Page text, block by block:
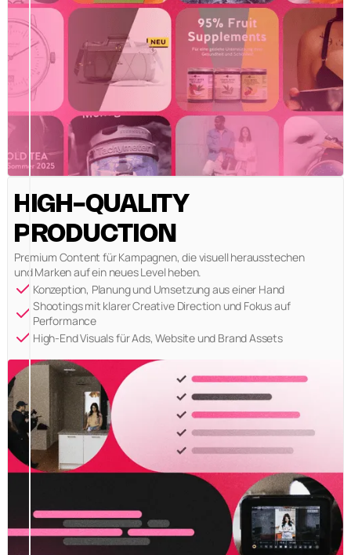
HIGH-QUALITY
PRODUCTION
Premium Content für Kampagnen, die visuell herausstechen
und Marken auf ein neues Level heben.
Konzeption, Planung und Umsetzung aus einer Hand
Shootings mit klarer Creative Direction und Fokus auf
Performance
High-End Visuals für Ads, Website und Brand Assets